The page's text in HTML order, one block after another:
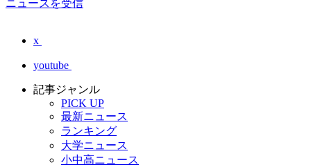
ニュースを受信
x
youtube
記事ジャンル
PICK UP
最新ニュース
ランキング
大学ニュース
小中高ニュース